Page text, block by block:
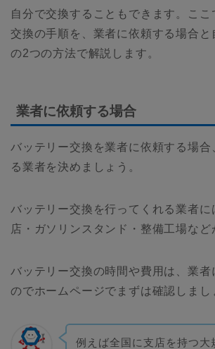
自分で交換することもできます。ここ
交換の手順を、業者に依頼する場合と
の2つの方法で解説します。
業者に依頼する場合
バッテリー交換を業者に依頼する場合
る業者を決めましょう。
バッテリー交換を行ってくれる業者に
店・ガソリンスタンド・整備工場など
バッテリー交換の時間や費用は、業者
のでホームページでまずは確認しまし
例えば全国に支店を持つ大